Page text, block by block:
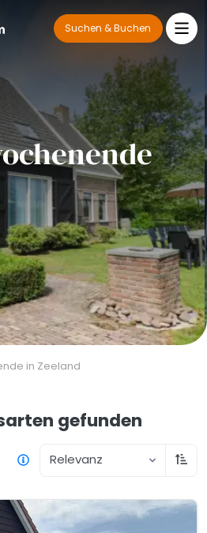
Suchen & Buchen
in Zeeland
gefunden
Relevanz